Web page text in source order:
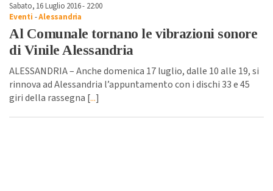
Sabato, 16 Luglio 2016 - 22:00
Eventi -Alessandria
Al Comunale tornano le vibrazioni sonore
di Vinile Alessandria
ALESSANDRIA – Anche domenica 17 luglio, dalle 10 alle 19, si
rinnova ad Alessandria l’appuntamento con i dischi 33 e 45
giri della rassegna [...]